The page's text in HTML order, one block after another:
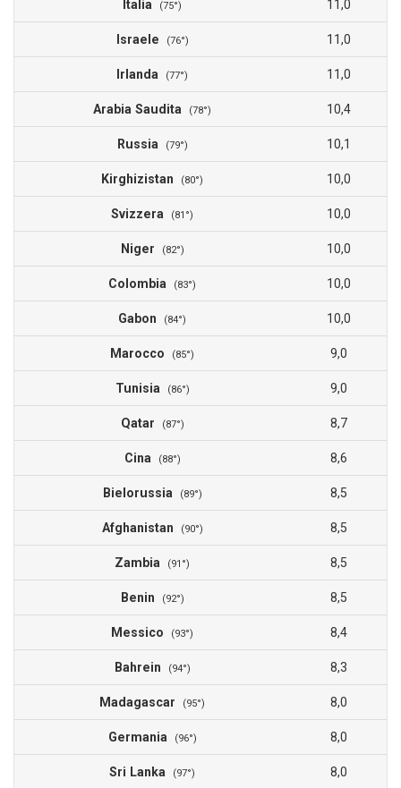
Italia (75°) 11,0
Israele (76°) 11,0
Irlanda (77°) 11,0
Arabia Saudita (78°) 10,4
Russia (79°) 10,1
Kirghizistan (80°) 10,0
Svizzera (81°) 10,0
Niger (82°) 10,0
Colombia (83°) 10,0
Gabon (84°) 10,0
Marocco (85°) 9,0
Tunisia (86°) 9,0
Qatar (87°) 8,7
Cina (88°) 8,6
Bielorussia (89°) 8,5
Afghanistan (90°) 8,5
Zambia (91°) 8,5
Benin (92°) 8,5
Messico (93°) 8,4
Bahrein (94°) 8,3
Madagascar (95°) 8,0
Germania (96°) 8,0
Sri Lanka (97°) 8,0